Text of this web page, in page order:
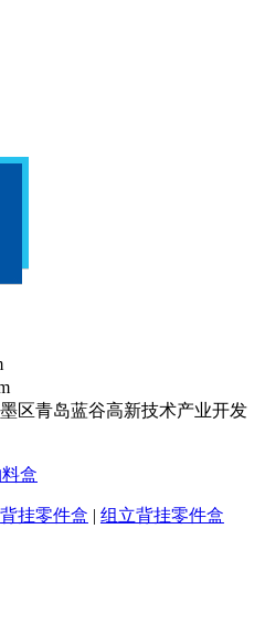
区青岛蓝谷高新技术产业开发
盒
背挂零件盒 | 组立背挂零件盒